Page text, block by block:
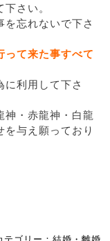
さい。
を忘れないで下さ
って来た事すべて
に利用して下さ
神・赤龍神・白龍
与え願っており